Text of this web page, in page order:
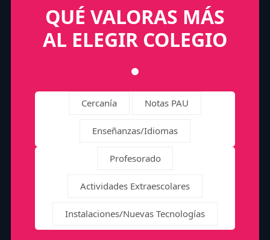
QUÉ VALORAS MÁS
AL ELEGIR COLEGIO
Cercanía Notas PAU
Enseñanzas/Idiomas
Profesorado
Actividades Extraescolares
Instalaciones/Nuevas Tecnologías